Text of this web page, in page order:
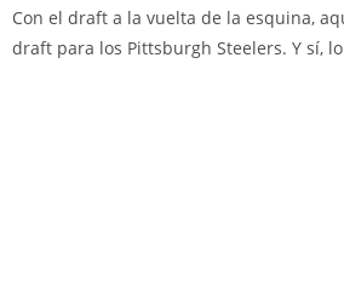
Con el draft a la vuelta de la esquina,
draft para los Pittsburgh Steelers. Y sí,